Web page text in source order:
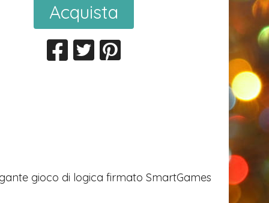
Acquista
gioco di logica firmato SmartGames